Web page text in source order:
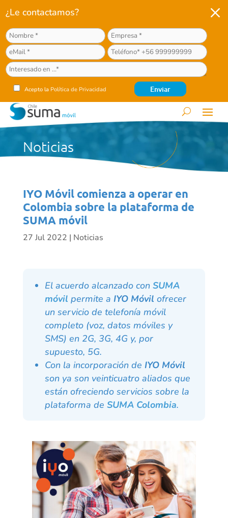
¿Le contactamos?
Acepto la Política de Privacidad
M
Noticias
IYO Móvil comienza a operar en
Colombia sobre la plataforma de
SUMA móvil
27 Jul 2022 | Noticias
El acuerdo alcanzado con SUMA
móvil permite a IYO Móvil ofrecer
un servicio de telefonía móvil
completo (voz, datos móviles y
SMS) en 2G, 3G, 4G y, por
supuesto, 5G.
Con la incorporación de IYO Móvil
son ya son veinticuatro aliados que
están ofreciendo servicios sobre la
plataforma de SUMA Colombia.